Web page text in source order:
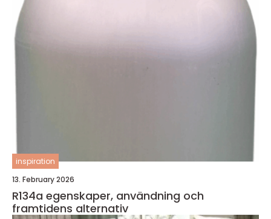
inspiration
13. February 2026
R134a egenskaper, användning och
framtidens alternativ